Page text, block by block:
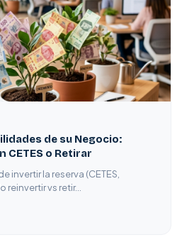
de su Negocio:
CETES o Retirar
la reserva (CETES,
vs retir…